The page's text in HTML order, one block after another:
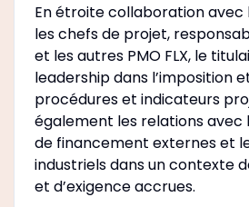
En étroite collaboration avec
les chefs de projet,
et les autres PMO FLX, le
leadership dans l’imposition
procédures et indicateurs
également les relations avec
de financement externes et
industriels dans un contexte
et d’exigence accrues.